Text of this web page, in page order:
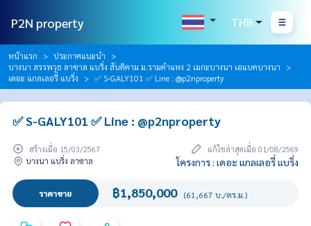
P2N property THB
หน้าแรก
ประกาศแนะนำ
บางนา สรรพวุธ ลาซาล แบริ่ง สันติคาม ม.รามคำแหง 2 เมกะบางนา เอแบคบางนา
เดอะ แกลเลอรี่ แบริ่ง
✅ S-GALY101 ✅ Line : @p2nproperty
✅ S-GALY101 ✅ Line : @p2nproperty
สร้างเมื่อ 15/03/2567
แก้ไขล่าสุดเมื่อ 01/08/2569
บางนา แบริ่ง ลาซาล
โครงการ : เดอะ แกลเลอรี่ แบริ่ง
ราคาขาย ฿1,850,000 (61,667 บ./ตร.ม.)